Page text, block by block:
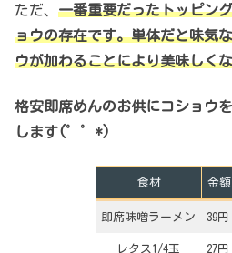
ただ、 一番重要だったトッピン
ョウの存在です。単体だと味気
ウが加わることにより美味しく
格安即席めんのお供にコショウ
します(゜゜*)
食材 金額
即席味噌ラーメン 39円
レタス1/4玉 27円